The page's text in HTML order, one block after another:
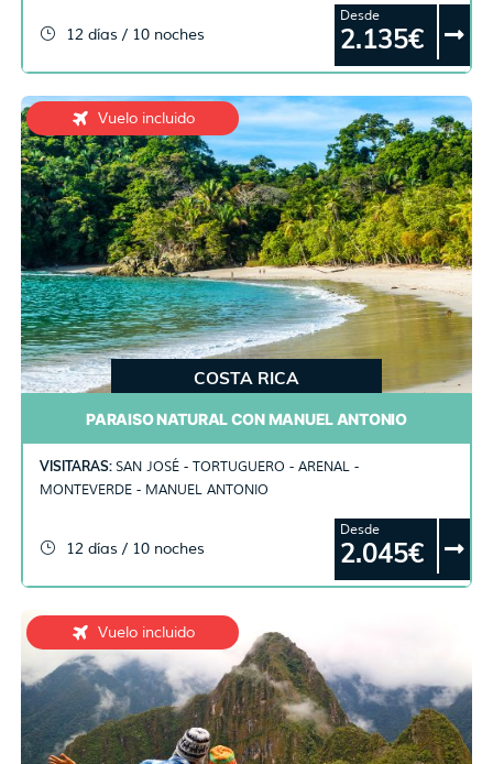
12 días / 10 noches
Desde
2.135€
Vuelo incluido
COSTA RICA
PARAISO NATURAL CON MANUEL ANTONIO
VISITARAS: SAN JOSÉ - TORTUGUERO - ARENAL -
MONTEVERDE - MANUEL ANTONIO
12 días / 10 noches
Desde
2.045€
Vuelo incluido